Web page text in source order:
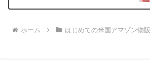
ホーム はじめての米国アマゾン物販